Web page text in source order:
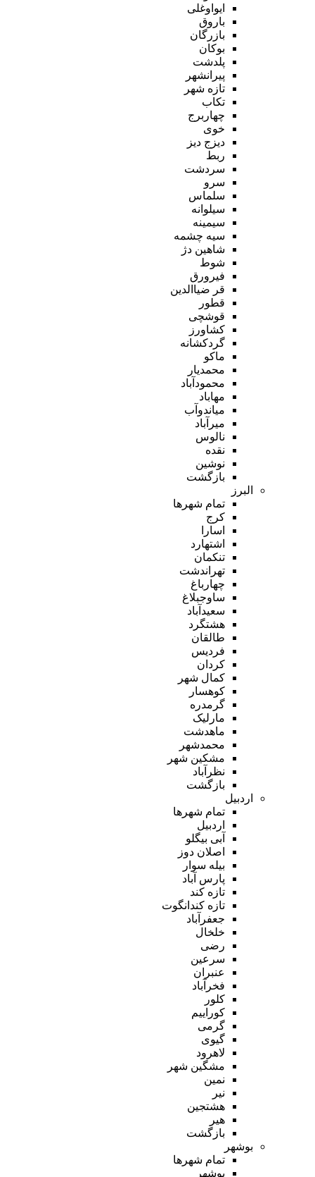
ایواوغلی
باروق
بازرگان
بوکان
پلدشت
پیرانشهر
تازه شهر
تکاب
چهاربرج
خوی
دیزج دیز
ربط
سردشت
سرو
سلماس
سیلوانه
سیمینه
سیه چشمه
شاهین دژ
شوط
فیرورق
قر ضیاالدین
قطور
قوشچی
کشاورز
گردکشانه
ماکو
محمدیار
محمودآباد
مهاباد
میاندوآب
میرآباد
نالوس
نقده
نوشین
بازگشت
البرز
تمام شهر‌ها
کرج
اسارا
اشتهارد
تنکمان
تهراندشت
چهارباغ
ساوجبلاغ
سعیدآباد
هشتگرد
طالقان
فردیس
کردان
کمال شهر
کوهسار
گرمدره
مارلیک
ماهدشت
محمدشهر
مشکین شهر
نظرآباد
بازگشت
اردبیل
تمام شهر‌ها
اردبیل
آبی بیگلو
اصلان دوز
بیله سوار
پارس آباد
تازه کند
تازه کندانگوت
جعفرآباد
خلخال
رضی
سرعین
عنبران
فخرآباد
کلور
کوراییم
گرمی
گیوی
لاهرود
مشگین شهر
نمین
نیر
هشتجین
هیر
بازگشت
بوشهر
تمام شهر‌ها
بوشهر